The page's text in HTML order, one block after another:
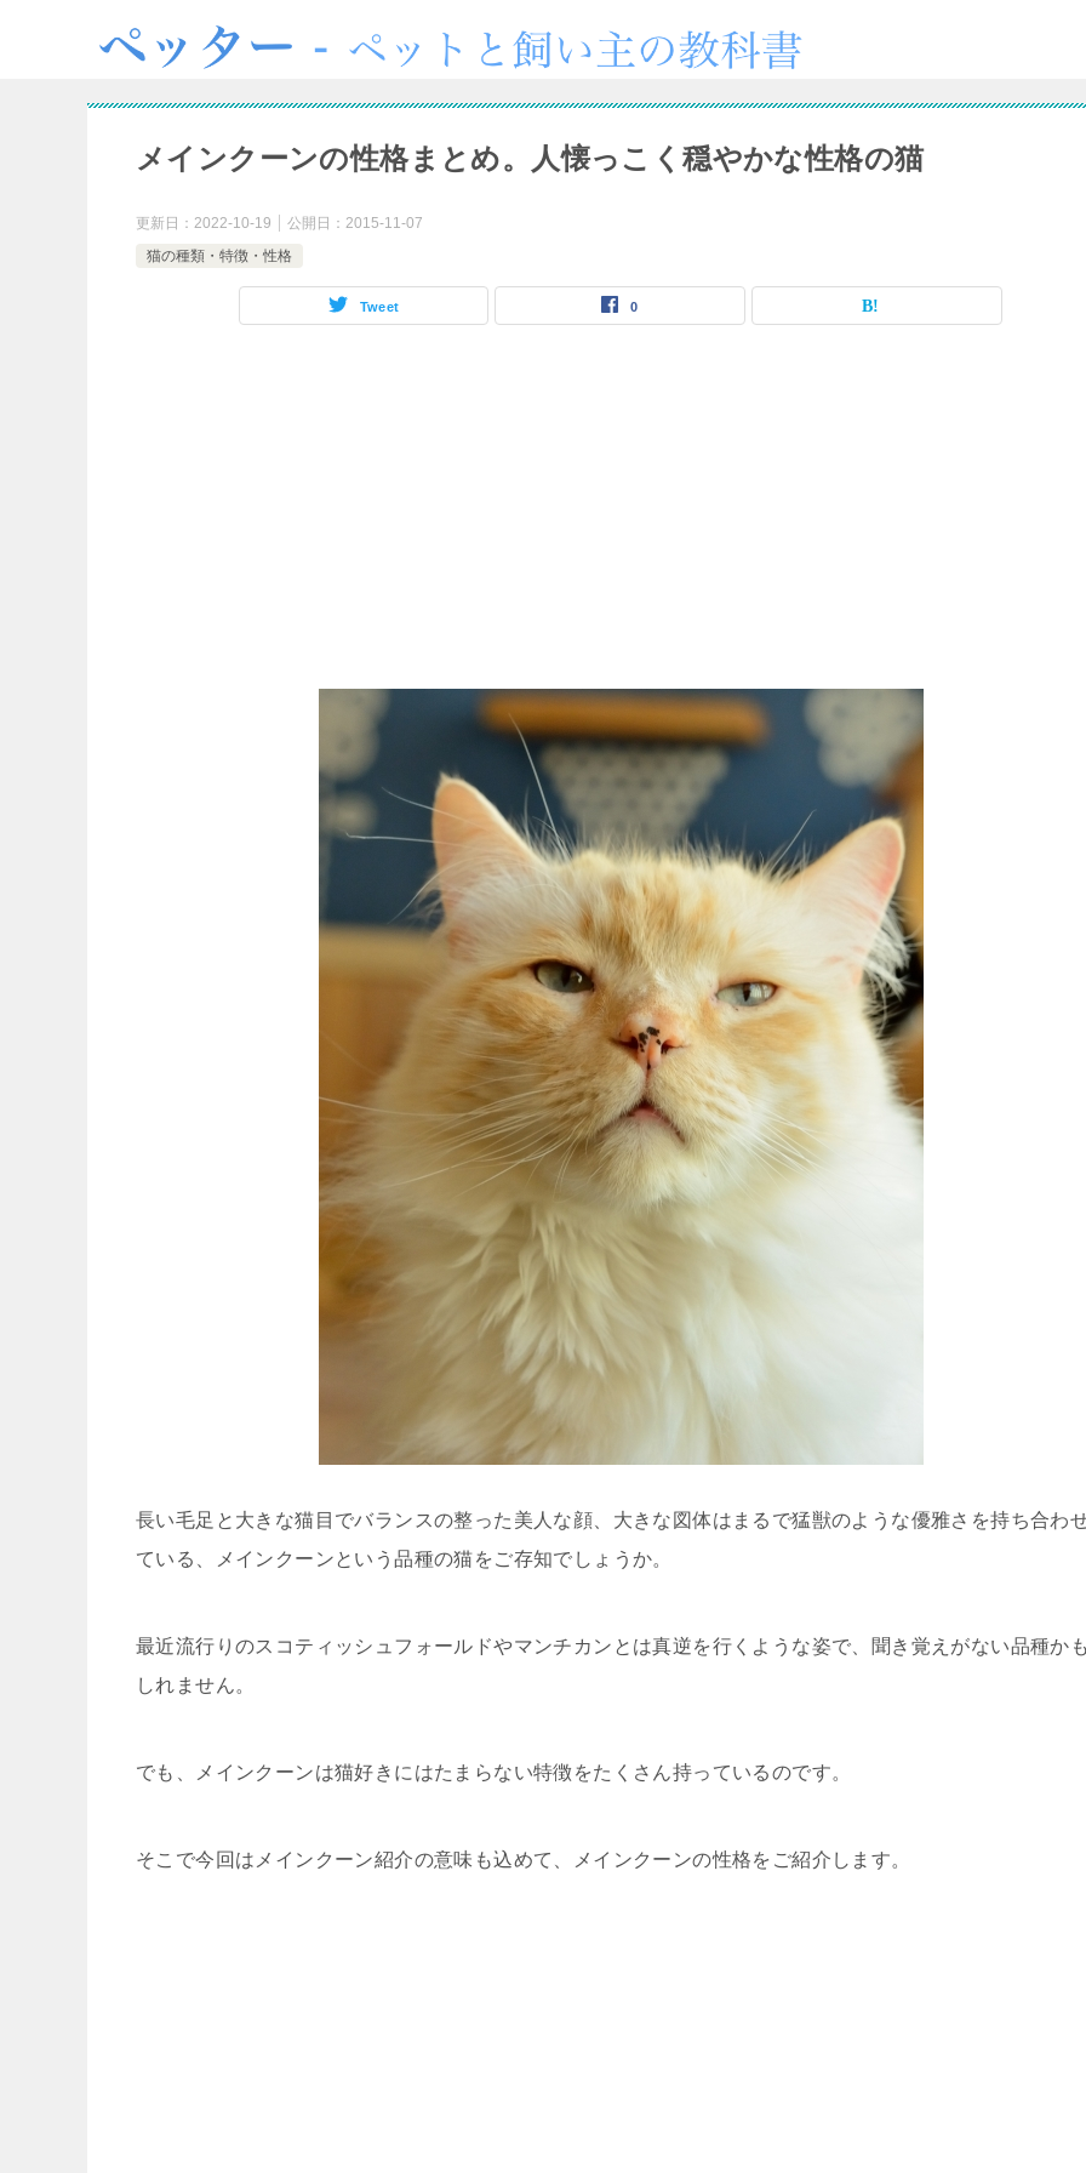
メインクーンの性格まとめ。人懐っこく穏やかな性格の猫
更新日： 2022-10-19 公開日： 2015-11-07
猫の種類・特徴・性格
Tweet 0
長い毛足と大きな猫目でバランスの整った美人な顔、大きな図体はまるで猛獣のような優雅さを持ち合わ
ている、メインクーンという品種の猫をご存知でしょうか。
最近流行りのスコティッシュフォールドやマンチカンとは真逆を行くような姿で、聞き覚えがない品種か
しれません。
でも、メインクーンは猫好きにはたまらない特徴をたくさん持っているのです。
そこで今回はメインクーン紹介の意味も込めて、メインクーンの性格をご紹介します。